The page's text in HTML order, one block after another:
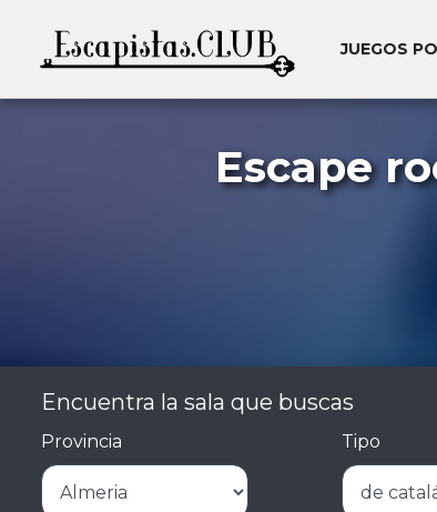
JUEGOS
Escape
Encuentra la sala que buscas
Provincia Tipo